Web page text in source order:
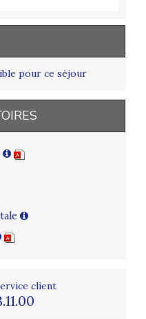
pour ce séjour
client